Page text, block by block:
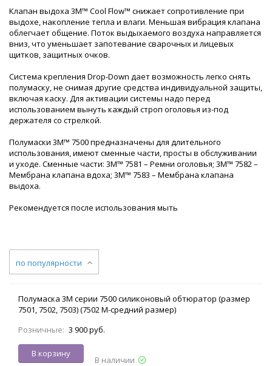
Клапан выдоха 3M™ Cool Flow™ снижает сопротивление при
выдохе, накопление тепла и влаги. Меньшая вибрация клапана
облегчает общение. Поток выдыхаемого воздуха направляется
вниз, что уменьшает запотевание сварочных и лицевых
щитков, защитных очков.
Система крепления Drop-Down дает возможность легко снять
полумаску, не снимая другие средства индивидуальной защиты,
включая каску. Для активации системы надо перед
использованием вынуть каждый строп оголовья из-под
держателя со стрелкой.
Полумаски 3M™ 7500 предназначены для длительного
использования, имеют сменные части, просты в обслуживании
и уходе. Сменные части: 3M™ 7581 – Ремни оголовья; 3M™ 7582 –
Мембрана клапана вдоха; 3M™ 7583 – Мембрана клапана
выдоха.
Рекомендуется после использования мыть
по популярности
Полумаска 3М серии 7500 силиконовый обтюратор (размер
7501, 7502, 7503) (7502 M-средний размер)
Розничные: 3 900 руб.
В корзину
В наличии